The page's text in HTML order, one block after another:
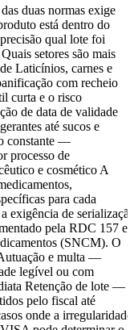
duas normas exige
está dentro do
qual lote foi
setores são mais
Laticínios, carnes e
com recheio
curta e o risco
de data de validade
até sucos e
constante —
processo de
e cosmético A
para cada
exigência de
pela RDC 157 e
(SNCM). O
e multa —
legível ou com
Retenção de lote —
pelo fiscal até
onde a irregularidade